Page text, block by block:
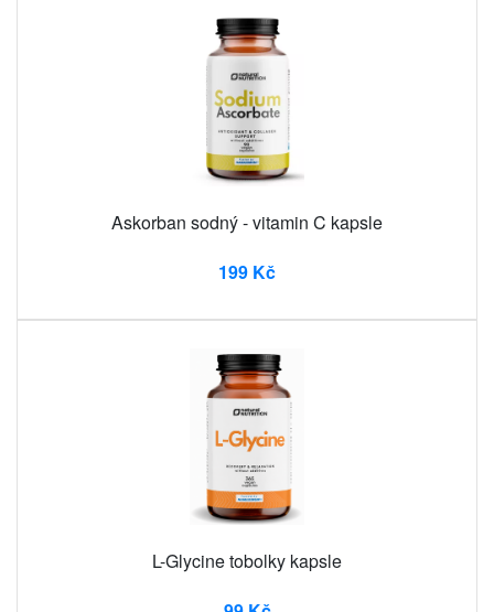
Askorban sodný - vitamin C kapsle
199 Kč
L-Glycine tobolky kapsle